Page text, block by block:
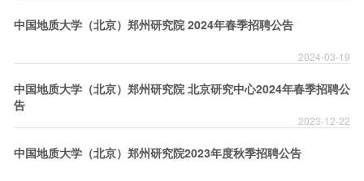
中国地质大学（北京）郑州研究院 2024年春季招聘公告
2024-03-19
中国地质大学（北京）郑州研究院 北京研究中心2024年春季招聘公
告
2023-12-22
中国地质大学（北京）郑州研究院2023年度秋季招聘公告